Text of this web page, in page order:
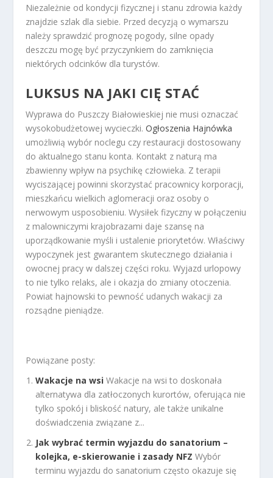
Niezależnie od kondycji fizycznej i stanu zdrowia każdy
znajdzie szlak dla siebie. Przed decyzją o wymarszu
należy sprawdzić prognozę pogody, silne opady
deszczu mogę być przyczynkiem do zamknięcia
niektórych odcinków dla turystów.
LUKSUS NA JAKI CIĘ STAĆ
Wyprawa do Puszczy Białowieskiej nie musi oznaczać
wysokobudżetowej wycieczki.Ogłoszenia Hajnówka
umożliwią wybór noclegu czy restauracji dostosowany
do aktualnego stanu konta. Kontakt z naturą ma
zbawienny wpływ na psychikę człowieka. Z terapii
wyciszającej powinni skorzystać pracownicy korporacji,
mieszkańcu wielkich aglomeracji oraz osoby o
nerwowym usposobieniu. Wysiłek fizyczny w połączeniu
z malowniczymi krajobrazami daje szansę na
uporządkowanie myśli i ustalenie priorytetów. Właściwy
wypoczynek jest gwarantem skutecznego działania i
owocnej pracy w dalszej części roku. Wyjazd urlopowy
to nie tylko relaks, ale i okazja do zmiany otoczenia.
Powiat hajnowski to pewność udanych wakacji za
rozsądne pieniądze.
Powiązane posty:
Wakacje na wsi Wakacje na wsi to doskonała
alternatywa dla zatłoczonych kurortów, oferująca nie
tylko spokój i bliskość natury, ale także unikalne
doświadczenia związane z...
Jak wybrać termin wyjazdu do sanatorium –
kolejka, e-skierowanie i zasady NFZ Wybór
terminu wyjazdu do sanatorium często okazuje się